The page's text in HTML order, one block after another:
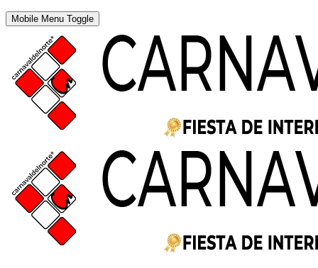
Mobile Menu Toggle